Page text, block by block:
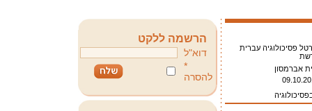
פסיכולוגיה עברית
אברמסון
הרשמה ללקט
דוא"ל
*
להסרה